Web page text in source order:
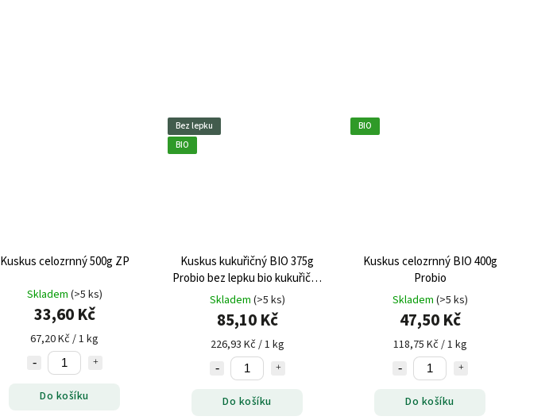
Kuskus celozrnný 500g ZP
Skladem (>5 ks)
33,60 Kč
67,20 Kč / 1 kg
Do košíku
Bez lepku
BIO
Kuskus kukuřičný BIO 375g
Probio bez lepkubio kukuřičný
kuskus, bez lepku, zdravá
obilovina
Skladem (>5 ks)
85,10 Kč
226,93 Kč / 1 kg
Do košíku
BIO
Kuskus celozrnný BIO 400g
Probio
Skladem (>5 ks)
47,50 Kč
118,75 Kč / 1 kg
Do košíku